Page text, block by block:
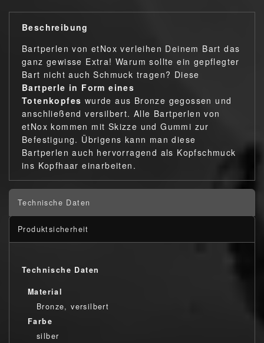
Beschreibung
Bartperlen von etNox verleihen Deinem Bart das
ganz gewisse Extra! Warum sollte ein gepflegter
Bart nicht auch Schmuck tragen? Diese
Bartperle in Form eines
Totenkopfes wurde aus Bronze gegossen und
anschließend versilbert. Alle Bartperlen von
etNox kommen mit Skizze und Gummi zur
Befestigung. Übrigens kann man diese
Bartperlen auch hervorragend als Kopfschmuck
ins Kopfhaar einarbeiten.
Technische Daten
Produktsicherheit
Technische Daten
Material
Bronze, versilbert
Farbe
silber